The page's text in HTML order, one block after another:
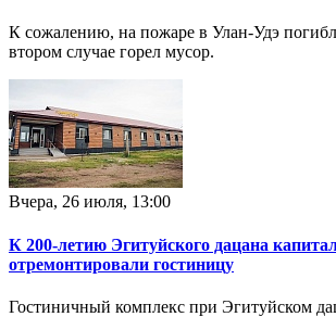
К сожалению, на пожаре в Улан-Удэ
втором случае горел мусор.
Вчера, 26 июля, 13:00
К 200-летию Эгитуйского дацана
отремонтировали гостиницу
Гостиничный комплекс при Эгитуйском